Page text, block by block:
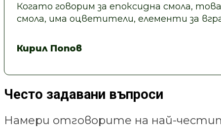
Когато говорим за епоксидна смола,
смола, има оцветители, елементи за
Кирил Попов
Често задавани въпроси
Намери отговорите на най-